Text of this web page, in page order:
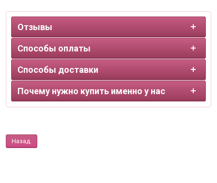
Отзывы
Способы оплаты
Способы доставки
Почему нужно купить именно у нас
Назад.